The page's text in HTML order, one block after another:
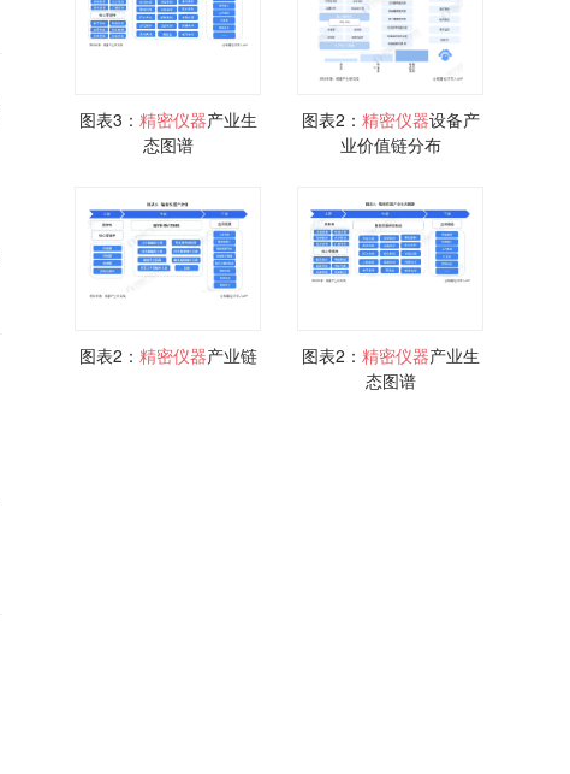
图表3： 精密仪器产业生
态图谱
图表2： 精密仪器设备产
业价值链分布
图表2： 精密仪器产业链 图表2： 精密仪器产业生
态图谱